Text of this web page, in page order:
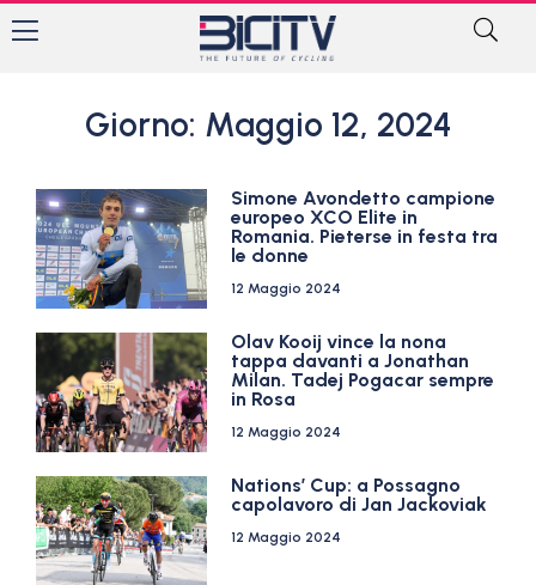
Giorno: Maggio 12, 2024
Simone Avondetto campione
europeo XCO Elite in
Romania. Pieterse in festa tra
le donne
12 Maggio 2024
Olav Kooij vince la nona
tappa davanti a Jonathan
Milan. Tadej Pogacar sempre
in Rosa
12 Maggio 2024
Nations’ Cup: a Possagno
capolavoro di Jan Jackoviak
12 Maggio 2024